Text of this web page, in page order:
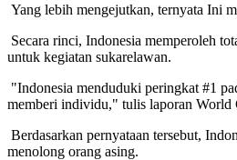
Yang lebih mengejutkan, ternyata Ini
Secara rinci, Indonesia memperoleh
untuk kegiatan sukarelawan.
"Indonesia menduduki peringkat #1
memberi individu," tulis laporan
Berdasarkan pernyataan tersebut,
menolong orang asing.